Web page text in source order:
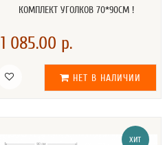
КОМПЛЕКТ УГОЛКОВ 70*90СМ !
1 085.00 р.
НЕТ В НАЛИЧИИ
ХИТ